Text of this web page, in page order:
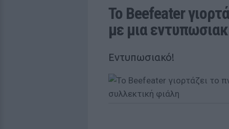
Το Beefeater
με μια
Εντυπωσιακό!